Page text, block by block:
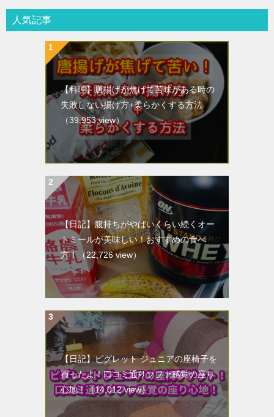
人気記事
【料理】唐揚げが焦げて苦味がある時の
失敗しない揚げ方+柔らかくする方法
（39,953 view）
【日記】腹持ちがやばいくらい続くオー
トミールが美味しい！おすすめの食べ
方！
（22,726 view）
【日記】ピグレット ジュニアの座椅子を
買ったよ！口コミ通りソファ感覚の座り
心地！（14,012 view）